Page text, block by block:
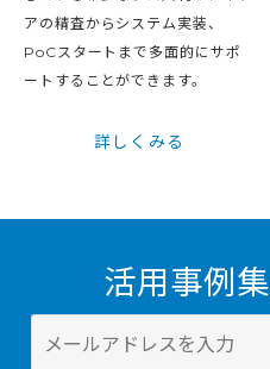
アの精査からシステム実装、
PoCスタートまで多面的にサポ
ートすることができます。
詳しくみる
活用事例集